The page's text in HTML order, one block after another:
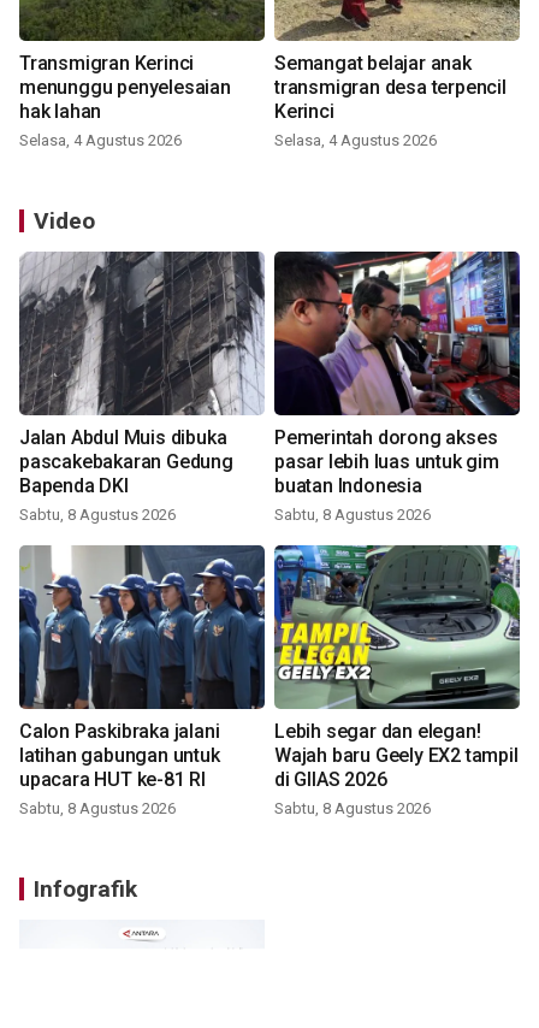
Transmigran Kerinci
menunggu penyelesaian
hak lahan
Selasa, 4 Agustus 2026
Semangat belajar anak
transmigran desa terpencil
Kerinci
Selasa, 4 Agustus 2026
Video
Jalan Abdul Muis dibuka
pascakebakaran Gedung
Bapenda DKI
Sabtu, 8 Agustus 2026
Pemerintah dorong akses
pasar lebih luas untuk gim
buatan Indonesia
Sabtu, 8 Agustus 2026
Calon Paskibraka jalani
latihan gabungan untuk
upacara HUT ke-81 RI
Sabtu, 8 Agustus 2026
Lebih segar dan elegan!
Wajah baru Geely EX2 tampil
di GIIAS 2026
Sabtu, 8 Agustus 2026
Infografik